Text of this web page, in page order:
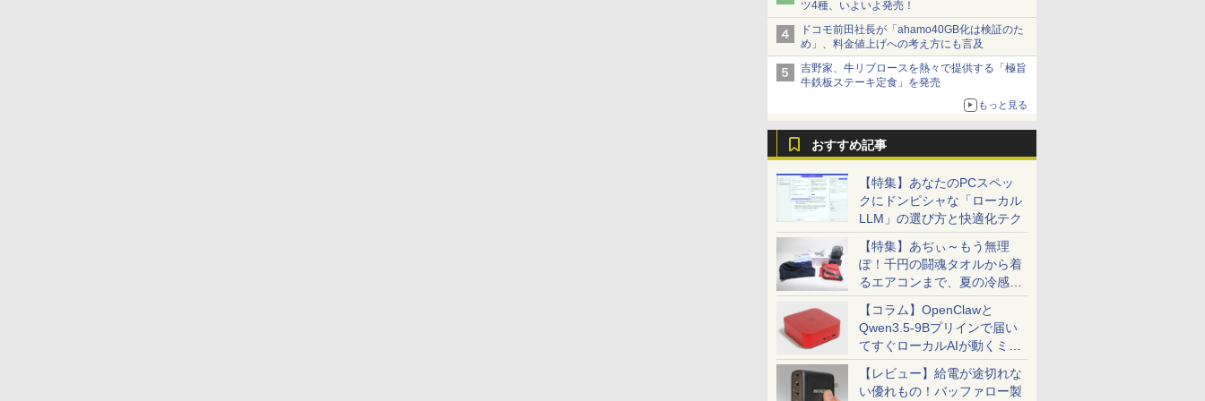
ツ4種、いよいよ発売！
ドコモ前田社長が「ahamo40GB化は検証のた
め」、料金値上げへの考え方にも言及
吉野家、牛リブロースを熱々で提供する「極旨
牛鉄板ステーキ定食」を発売
もっと見る
おすすめ記事
【特集】あなたのPCスペッ
クにドンピシャな「ローカル
LLM」の選び方と快適化テク
【特集】あぢぃ～もう無理
ぽ！千円の闘魂タオルから着
るエアコンまで、夏の冷感グ
ッズ一挙紹介
【コラム】OpenClawと
Qwen3.5-9Bプリインで届い
てすぐローカルAIが動くミニ
PC「SER9 Pro」
【レビュー】給電が途切れな
い優れもの！バッファロー製